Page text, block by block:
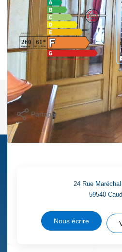
Partager
24 Rue
59540
Nous écrire